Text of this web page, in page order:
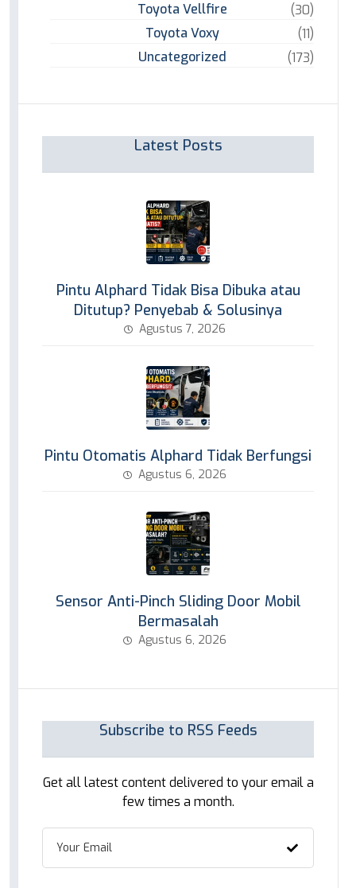
Toyota Vellfire
(30)
Toyota Voxy
(11)
Uncategorized
(173)
Latest Posts
Pintu Alphard Tidak Bisa Dibuka atau
Ditutup? Penyebab & Solusinya
Agustus 7, 2026
Pintu Otomatis Alphard Tidak Berfungsi
Agustus 6, 2026
Sensor Anti-Pinch Sliding Door Mobil
Bermasalah
Agustus 6, 2026
Subscribe to RSS Feeds
Get all latest content delivered to your email a
few times a month.